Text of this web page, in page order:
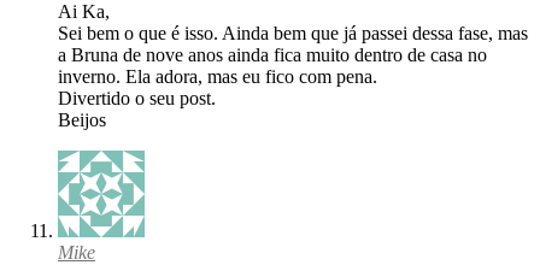
Ai Ka,
Sei bem o que é isso. Ainda bem que já passei dessa fase, mas
a Bruna de nove anos ainda fica muito dentro de casa no
inverno. Ela adora, mas eu fico com pena.
Divertido o seu post.
Beijos
Mike